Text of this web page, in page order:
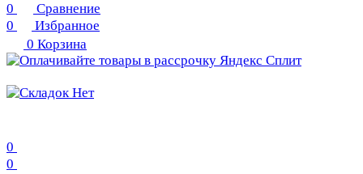
0
Сравнение
0
Избранное
0 Корзина
0
0